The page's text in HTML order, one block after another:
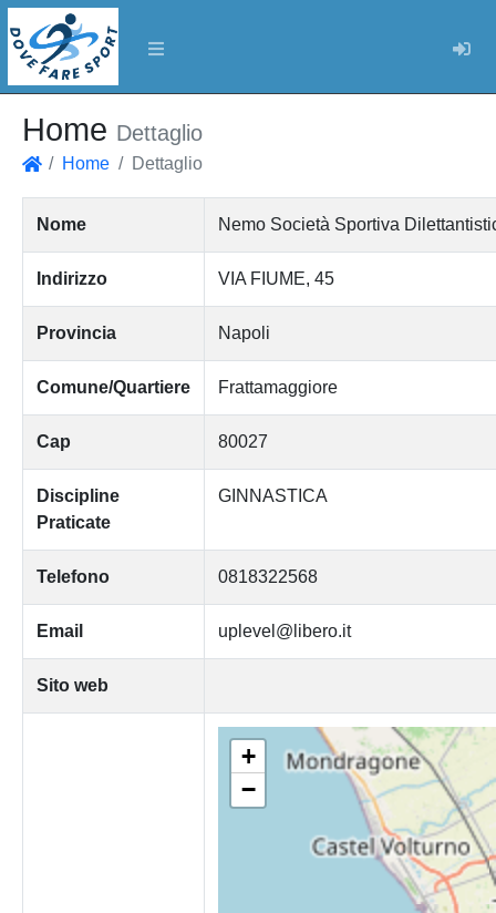
Home Dettaglio
Home Dettaglio
Nome Nemo Società Sportiva
Indirizzo VIA FIUME, 45
Provincia Napoli
Comune/Quartiere Frattamaggiore
Cap 80027
Discipline
Praticate
GINNASTICA
Telefono 0818322568
Email uplevel@libero.it
Sito web
+
−